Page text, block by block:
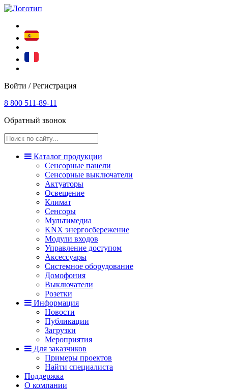
Войти / Регистрация
8 800 511-89-11
Обратный звонок
Каталог продукции
Сенсорные панели
Сенсорные выключатели
Актуаторы
Освещение
Климат
Сенсоры
Мультимедиа
KNX энергосбережение
Модули входов
Управление доступом
Аксессуары
Системное оборудование
Домофония
Выключатели
Розетки
Информация
Новости
Публикации
Загрузки
Мероприятия
Для заказчиков
Примеры проектов
Найти специалиста
Поддержка
О компании